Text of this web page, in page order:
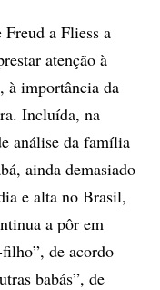
Freud a Fliess a
atenção à
à importância da
Incluída, na
análise da família
ainda demasiado
e alta no Brasil,
a pôr em
de acordo
babás”, de